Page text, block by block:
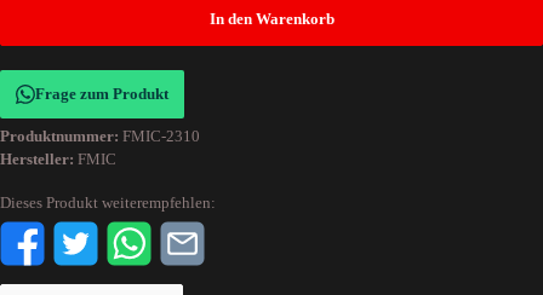
In den Warenkorb
Frage zum Produkt
Produktnummer: FMIC-2310
Hersteller: FMIC
Dieses Produkt weiterempfehlen: